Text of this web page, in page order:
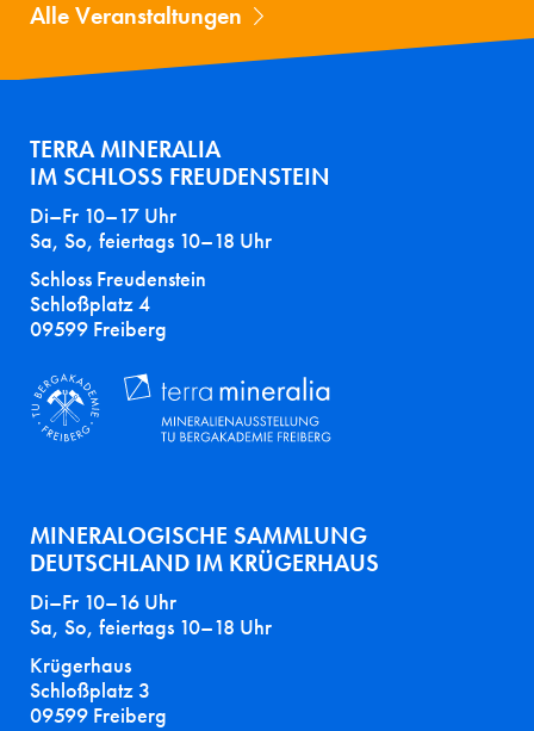
Alle Veranstaltungen
TERRA MINERALIA
IM SCHLOSS FREUDENSTEIN
Di–Fr 10–17 Uhr
Sa, So, feiertags 10–18 Uhr
Schloss Freudenstein
Schloßplatz 4
09599 Freiberg
MINERALOGISCHE SAMMLUNG
DEUTSCHLAND IM KRÜGERHAUS
Di–Fr 10–16 Uhr
Sa, So, feiertags 10–18 Uhr
Krügerhaus
Schloßplatz 3
09599 Freiberg